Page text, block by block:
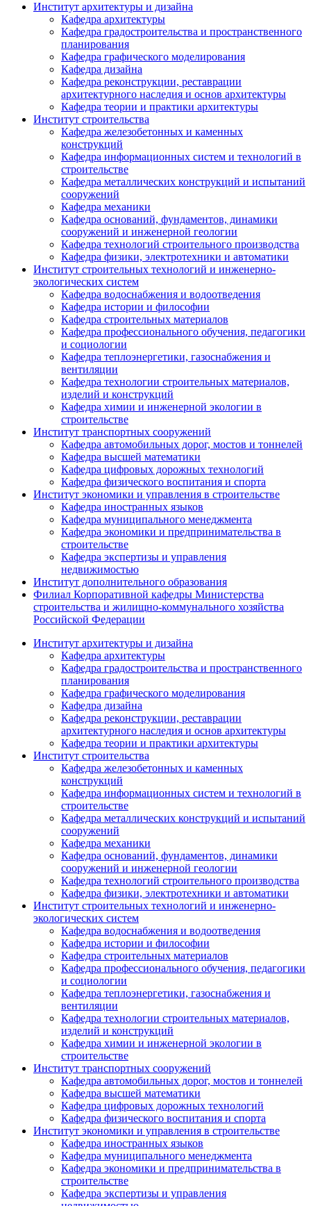
Институт архитектуры и дизайна
Кафедра архитектуры
Кафедра градостроительства и пространственного
планирования
Кафедра графического моделирования
Кафедра дизайна
Кафедра реконструкции, реставрации
архитектурного наследия и основ архитектуры
Кафедра теории и практики архитектуры
Институт строительства
Кафедра железобетонных и каменных
конструкций
Кафедра информационных систем и технологий в
строительстве
Кафедра металлических конструкций и испытаний
сооружений
Кафедра механики
Кафедра оснований, фундаментов, динамики
сооружений и инженерной геологии
Кафедра технологий строительного производства
Кафедра физики, электротехники и автоматики
Институт строительных технологий и инженерно-
экологических систем
Кафедра водоснабжения и водоотведения
Кафедра истории и философии
Кафедра строительных материалов
Кафедра профессионального обучения, педагогики
и социологии
Кафедра теплоэнергетики, газоснабжения и
вентиляции
Кафедра технологии строительных материалов,
изделий и конструкций
Кафедра химии и инженерной экологии в
строительстве
Институт транспортных сооружений
Кафедра автомобильных дорог, мостов и тоннелей
Кафедра высшей математики
Кафедра цифровых дорожных технологий
Кафедра физического воспитания и спорта
Институт экономики и управления в строительстве
Кафедра иностранных языков
Кафедра муниципального менеджмента
Кафедра экономики и предпринимательства в
строительстве
Кафедра экспертизы и управления
недвижимостью
Институт дополнительного образования
Филиал Корпоративной кафедры Министерства
строительства и жилищно-коммунального хозяйства
Российской Федерации
Институт архитектуры и дизайна
Кафедра архитектуры
Кафедра градостроительства и пространственного
планирования
Кафедра графического моделирования
Кафедра дизайна
Кафедра реконструкции, реставрации
архитектурного наследия и основ архитектуры
Кафедра теории и практики архитектуры
Институт строительства
Кафедра железобетонных и каменных
конструкций
Кафедра информационных систем и технологий в
строительстве
Кафедра металлических конструкций и испытаний
сооружений
Кафедра механики
Кафедра оснований, фундаментов, динамики
сооружений и инженерной геологии
Кафедра технологий строительного производства
Кафедра физики, электротехники и автоматики
Институт строительных технологий и инженерно-
экологических систем
Кафедра водоснабжения и водоотведения
Кафедра истории и философии
Кафедра строительных материалов
Кафедра профессионального обучения, педагогики
и социологии
Кафедра теплоэнергетики, газоснабжения и
вентиляции
Кафедра технологии строительных материалов,
изделий и конструкций
Кафедра химии и инженерной экологии в
строительстве
Институт транспортных сооружений
Кафедра автомобильных дорог, мостов и тоннелей
Кафедра высшей математики
Кафедра цифровых дорожных технологий
Кафедра физического воспитания и спорта
Институт экономики и управления в строительстве
Кафедра иностранных языков
Кафедра муниципального менеджмента
Кафедра экономики и предпринимательства в
строительстве
Кафедра экспертизы и управления